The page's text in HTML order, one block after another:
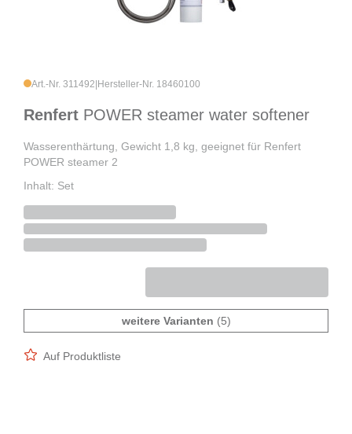
Art.-Nr. 311492 Hersteller-Nr. 18460100
Renfert POWER steamer water softener
Wasserenthärtung, Gewicht 1,8 kg, geeignet für Renfert
POWER steamer 2
Inhalt: Set
weitere Varianten (5)
Auf Produktliste